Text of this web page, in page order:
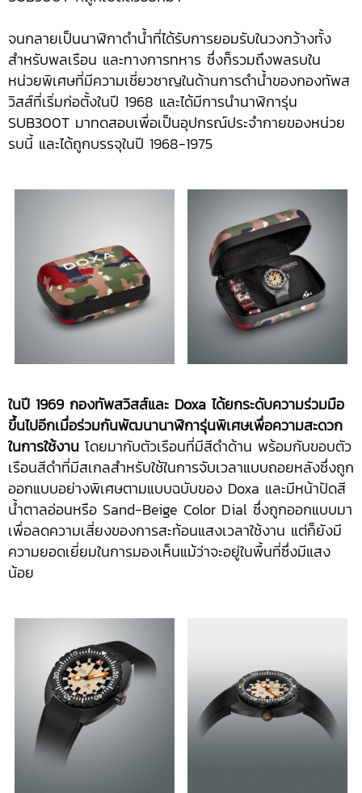
จนกลายเป็นนาฬิกาดำน้ำที่ได้รับการยอมรับในวงกว้างทั้ง
สำหรับพลเรือน และทางการทหาร ซึ่งก็รวมถึงพลรบใน
หน่วยพิเศษที่มีความเชี่ยวชาญในด้านการดำน้ำของกองทัพส
วิสส์ที่เริ่มก่อตั้งในปี 1968 และได้มีการนำนาฬิการุ่น
SUB300T มาทดสอบเพื่อเป็นอุปกรณ์ประจำกายของหน่วย
รบนี้ และได้ถูกบรรจุในปี 1968-1975
ในปี 1969 กองทัพสวิสส์และ Doxa ได้ยกระดับความร่วมมือ
ขึ้นไปอีกเมื่อร่วมกันพัฒนานาฬิการุ่นพิเศษเพื่อความสะดวก
ในการใช้งาน โดยมากับตัวเรือนที่มีสีดำด้าน พร้อมกับขอบตัว
เรือนสีดำที่มีสเกลสำหรับใช้ในการจับเวลาแบบถอยหลังซึ่งถูก
ออกแบบอย่างพิเศษตามแบบฉบับของ Doxa และมีหน้าปัดสี
น้ำตาลอ่อนหรือ Sand-Beige Color Dial ซึ่งถูกออกแบบมา
เพื่อลดความเสี่ยงของการสะท้อนแสงเวลาใช้งาน แต่ก็ยังมี
ความยอดเยี่ยมในการมองเห็นแม้ว่าจะอยู่ในพื้นที่ซึ่งมีแสง
น้อย